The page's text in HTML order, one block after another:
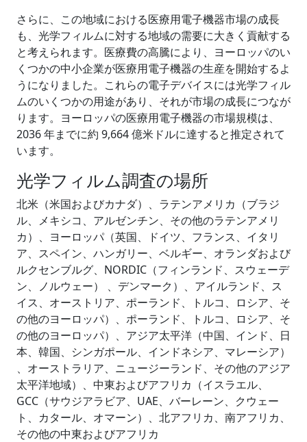
さらに、この地域における医療用電子機器市場の成長
も、光学フィルムに対する地域の需要に大きく貢献する
と考えられます。医療費の高騰により、ヨーロッパのい
くつかの中小企業が医療用電子機器の生産を開始するよ
うになりました。これらの電子デバイスには光学フィル
ムのいくつかの用途があり、それが市場の成長につなが
ります。ヨーロッパの医療用電子機器の市場規模は、
2036 年までに約 9,664 億米ドルに達すると推定されて
います。
光学フィルム調査の場所
北米（米国およびカナダ）、ラテンアメリカ（ブラジ
ル、メキシコ、アルゼンチン、その他のラテンアメリ
カ）、ヨーロッパ（英国、ドイツ、フランス、イタリ
ア、スペイン、ハンガリー、ベルギー、オランダおよび
ルクセンブルグ、NORDIC（フィンランド、スウェーデ
ン、ノルウェー） 、デンマーク）、アイルランド、ス
イス、オーストリア、ポーランド、トルコ、ロシア、そ
の他のヨーロッパ）、ポーランド、トルコ、ロシア、そ
の他のヨーロッパ）、アジア太平洋（中国、インド、日
本、韓国、シンガポール、インドネシア、マレーシア）
、オーストラリア、ニュージーランド、その他のアジア
太平洋地域）、中東およびアフリカ（イスラエル、
GCC（サウジアラビア、UAE、バーレーン、クウェー
ト、カタール、オマーン）、北アフリカ、南アフリカ、
その他の中東およびアフリカ